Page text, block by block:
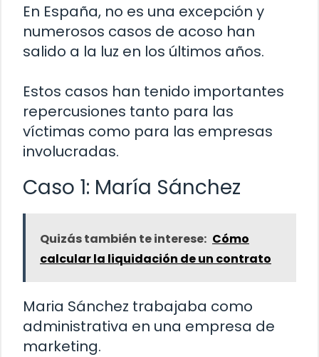
En España, no es una excepción y
numerosos casos de acoso han
salido a la luz en los últimos años.
Estos casos han tenido importantes
repercusiones tanto para las
víctimas como para las empresas
involucradas.
Caso 1: María Sánchez
Quizás también te interese: Cómo
calcular la liquidación de un contrato
Maria Sánchez trabajaba como
administrativa en una empresa de
marketing.